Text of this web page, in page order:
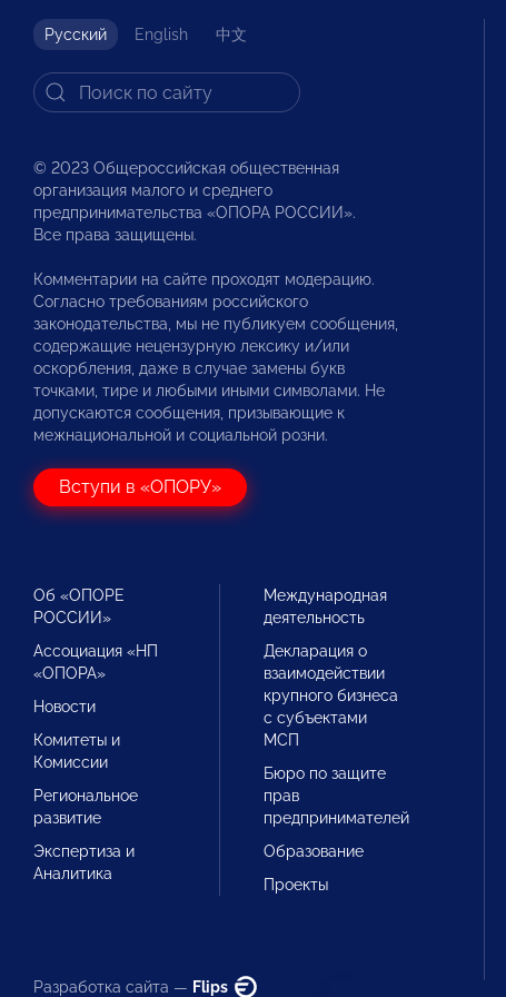
Русский English 中文
© 2023 Общероссийская общественная
организация малого и среднего
предпринимательства «ОПОРА РОССИИ».
Все права защищены.
Комментарии на сайте проходят модерацию.
Согласно требованиям российского
законодательства, мы не публикуем сообщения,
содержащие нецензурную лексику и/или
оскорбления, даже в случае замены букв
точками, тире и любыми иными символами. Не
допускаются сообщения, призывающие к
межнациональной и социальной розни.
Вступи в «ОПОРУ»
Об «ОПОРЕ
РОССИИ»
Ассоциация «НП
«ОПОРА»
Новости
Комитеты и
Комиссии
Региональное
развитие
Экспертиза и
Аналитика
Международная
деятельность
Декларация о
взаимодействии
крупного бизнеса
с субъектами
МСП
Бюро по защите
прав
предпринимателей
Образование
Проекты
Разработка сайта — Flips